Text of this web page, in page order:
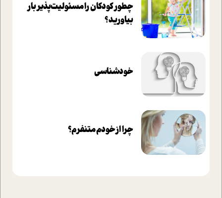
چطور کودکان را مسئولیت‌پذیر بار
بیاورید؟
خودشناسی
چرا از خودم متنفرم؟